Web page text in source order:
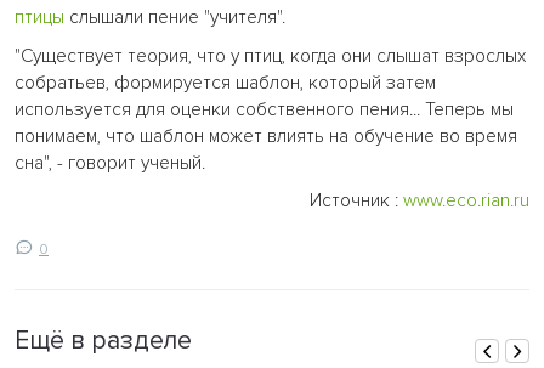
птицы слышали пение "учителя".
"Существует теория, что у птиц, когда они слышат взрослых
собратьев, формируется шаблон, который затем
используется для оценки собственного пения... Теперь мы
понимаем, что шаблон может влиять на обучение во время
сна", - говорит ученый.
Источник : www.eco.rian.ru
0
Ещё в разделе